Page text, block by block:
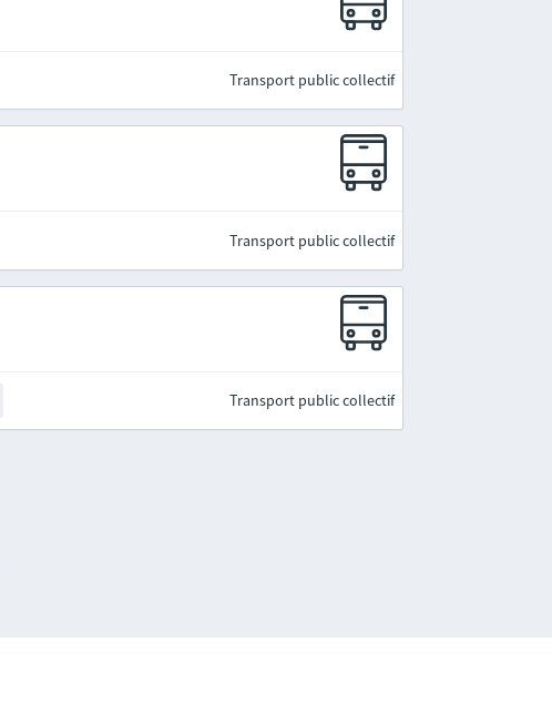
Transport public collectif
Transport public collectif
Transport public collectif